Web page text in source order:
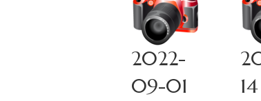
2022-
09-01
14